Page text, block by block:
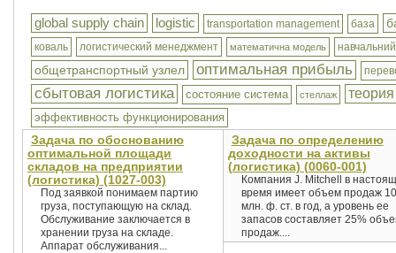
global supply chain logistic transportation management база
коваль логистический менеджмент математична модель
общетранспортный узлел оптимальная прибыль
сбытовая логистика состояние система стеллаж теория
эффективность функционирования
Задача по обоснованию
оптимальной площади
складов на предприятии
(логистика) (1027-003)
Под заявкой понимаем партию
груза, поступающую на склад.
Обслуживание заключается в
хранении груза на складе.
Аппарат обслуживания...
Задача по определению
доходности на активы
(логистика) (0060-001)
Компания J. Mitchell в
время имеет объем продаж 10
млн. ф. ст. в год, а уровень ее
запасов составляет 25%
продаж....